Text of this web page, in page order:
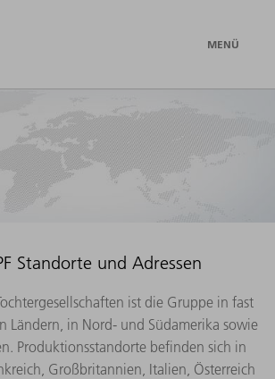
MENÜ
Standorte und Adressen
ist die Gruppe in fast
Ländern, in Nord- und Südamerika sowie
Produktionsstandorte befinden sich in
Großbritannien, Italien, Österreich